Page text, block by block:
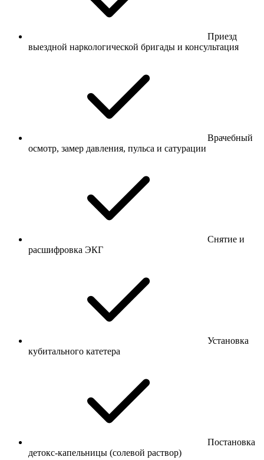
Приезд
выездной наркологической бригады и консультация
Врачебный
осмотр, замер давления, пульса и сатурации
Снятие и
расшифровка ЭКГ
Установка
кубитального катетера
Постановка
детокс-капельницы (солевой раствор)